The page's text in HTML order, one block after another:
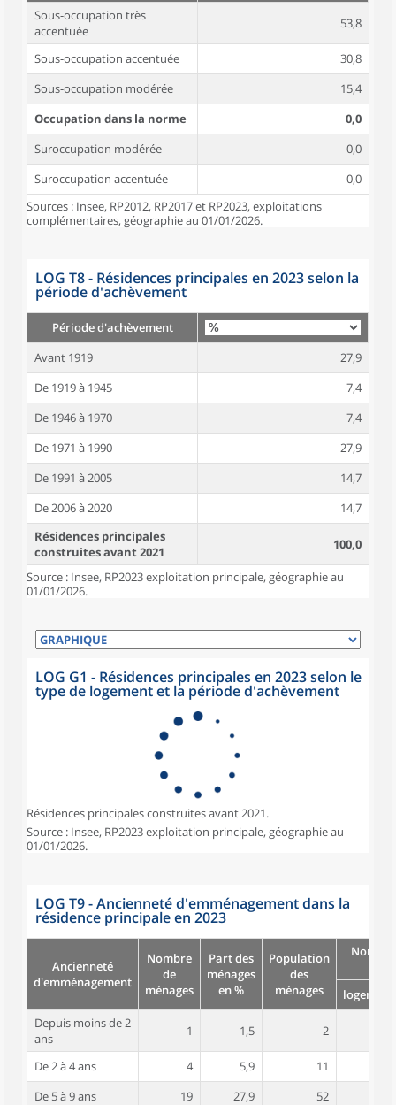
Sous-occupation très
accentuée
53,8
Sous-occupation accentuée
30,8
Sous-occupation modérée
15,4
Occupation dans la norme
0,0
Suroccupation modérée
0,0
Suroccupation accentuée
0,0
Sources : Insee, RP2012, RP2017 et RP2023, exploitations
complémentaires, géographie au 01/01/2026.
LOG T8 - Résidences principales en 2023 selon la
période d'achèvement
Période d'achèvement
Avant 1919
27,9
De 1919 à 1945
7,4
De 1946 à 1970
7,4
De 1971 à 1990
27,9
De 1991 à 2005
14,7
De 2006 à 2020
14,7
Résidences principales
construites avant 2021
100,0
Source : Insee, RP2023 exploitation principale, géographie au
01/01/2026.
LOG G1 - Résidences principales en 2023 selon le
type de logement et la période d'achèvement
Résidences principales construites avant 2021.
Source : Insee, RP2023 exploitation principale, géographie au
01/01/2026.
LOG T9 - Ancienneté d'emménagement dans la
résidence principale en 2023
Ancienneté
d'emménagement
Nombre
de
ménages
Part des
ménages
en %
Population
des
ménages
logement
Depuis moins de 2
ans
1 1,5 2
De 2 à 4 ans 4 5,9 11
De 5 à 9 ans
19 27,9 52